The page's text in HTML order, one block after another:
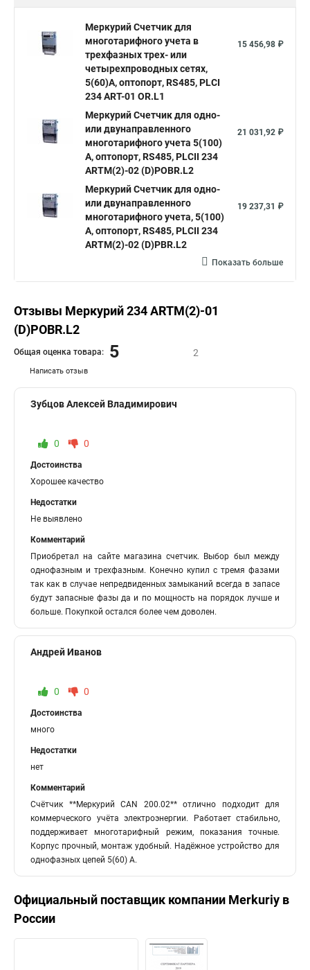
Меркурий Счетчик для
многотарифного учета в
трехфазных трех- или
четырехпроводных сетях,
5(60)А, оптопорт, RS485, PLСI
234 ART-01 OR.L1
15 456,98 ₽
Mеркурий Счетчик для одно-
или двунаправленного
многотарифного учета 5(100)
А, оптопорт, RS485, PLСII 234
ARTM(2)-02 (D)PОBR.L2
21 031,92 ₽
Mеркурий Счетчик для одно-
или двунаправленного
многотарифного учета, 5(100)
А, оптопорт, RS485, PLСII 234
ARTM(2)-02 (D)PBR.L2
19 237,31 ₽
Показать больше
Отзывы Mеркурий 234 ARTM(2)-01
(D)POBR.L2
Написать отзыв
Общая оценка товара: 5 2
Зубцов Алексей Владимирович
0 0
Достоинства
Хорошее качество
Недостатки
Не выявлено
Комментарий
Приобретал на сайте магазина счетчик. Выбор был между
однофазным и трехфазным. Конечно купил с тремя фазами
так как в случае непредвиденных замыканий всегда в запасе
будут запасные фазы да и по мощность на порядок лучше и
больше. Покупкой остался более чем доволен.
Андрей Иванов
0 0
Достоинства
много
Недостатки
нет
Комментарий
Счётчик **Меркурий CAN 200.02** отлично подходит для
коммерческого учёта электроэнергии. Работает стабильно,
поддерживает многотарифный режим, показания точные.
Корпус прочный, монтаж удобный. Надёжное устройство для
однофазных цепей 5(60) А.
Официальный поставщик компании Merkuriy в
России